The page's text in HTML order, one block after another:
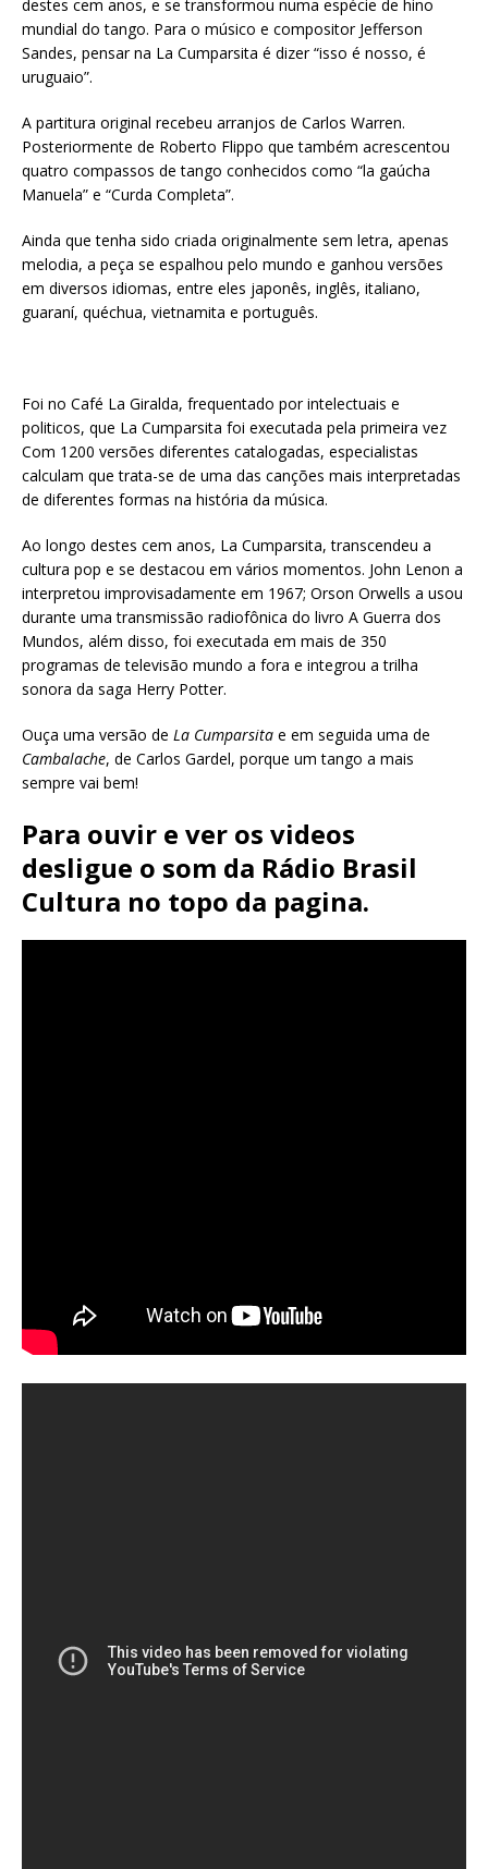
destes cem anos, e se transformou numa espécie de hino
mundial do tango. Para o músico e compositor Jefferson
Sandes, pensar na La Cumparsita é dizer “isso é nosso, é
uruguaio”.
A partitura original recebeu arranjos de Carlos Warren.
Posteriormente de Roberto Flippo que também acrescentou
quatro compassos de tango conhecidos como “la gaúcha
Manuela” e “Curda Completa”.
Ainda que tenha sido criada originalmente sem letra, apenas
melodia, a peça se espalhou pelo mundo e ganhou versões
em diversos idiomas, entre eles japonês, inglês, italiano,
guaraní, quéchua, vietnamita e português.
Foi no Café La Giralda, frequentado por intelectuais e
politicos, que La Cumparsita foi executada pela primeira vez
Com 1200 versões diferentes catalogadas, especialistas
calculam que trata-se de uma das canções mais interpretadas
de diferentes formas na história da música.
Ao longo destes cem anos, La Cumparsita, transcendeu a
cultura pop e se destacou em vários momentos. John Lenon a
interpretou improvisadamente em 1967; Orson Orwells a usou
durante uma transmissão radiofônica do livro A Guerra dos
Mundos, além disso, foi executada em mais de 350
programas de televisão mundo a fora e integrou a trilha
sonora da saga Herry Potter.
Ouça uma versão de La Cumparsita e em seguida uma de
Cambalache, de Carlos Gardel, porque um tango a mais
sempre vai bem!
Para ouvir e ver os videos
desligue o som da Rádio Brasil
Cultura no topo da pagina.